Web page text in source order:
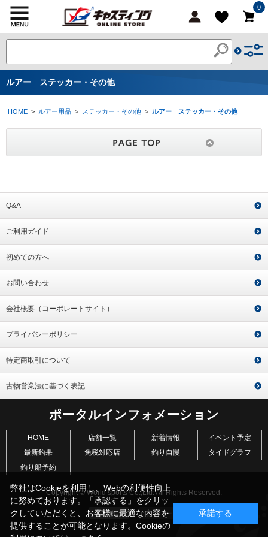
0
ルアー ステッカー・その他
HOME > ルアー用品 > ステッカー・その他 > ルアー ステッカー・その他
Q&A
ご利用ガイド
初めての方へ
お問い合わせ
会社概要（コーポレートサイト）
プライバシーポリシー
特定商取引について
古物営業法に基づく表記
ポータルインフォメーション
HOME 店舗一覧 新着情報
イベント予定
最新釣果
免税対応店 釣り自慢
タイドグラフ
釣り船予約
Copyright © World sports Co.,Ltd. All Rights Reserved.
弊社はCookieを利用し、Webの利便性向上
に努めております。「承認する」をクリッ
クしていただくと、お客様に最適な内容を
提供することが可能となります。Cookieの
承諾する